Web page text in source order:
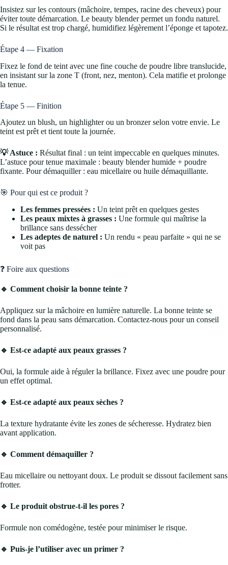
Insistez sur les contours (mâchoire, tempes, racine des cheveux) pour
éviter toute démarcation. Le beauty blender permet un fondu naturel.
Si le résultat est trop chargé, humidifiez légèrement l’éponge et tapotez.
Étape 4 — Fixation
Fixez le fond de teint avec une fine couche de poudre libre translucide,
en insistant sur la zone T (front, nez, menton). Cela matifie et prolonge
la tenue.
Étape 5 — Finition
Ajoutez un blush, un highlighter ou un bronzer selon votre envie. Le
teint est prêt et tient toute la journée.
💡 Astuce : Résultat final : un teint impeccable en quelques minutes.
L’astuce pour tenue maximale : beauty blender humide + poudre
fixante. Pour démaquiller : eau micellaire ou huile démaquillante.
🎯 Pour qui est ce produit ?
Les femmes pressées : Un teint prêt en quelques gestes
Les peaux mixtes à grasses : Une formule qui maîtrise la
brillance sans dessécher
Les adeptes de naturel : Un rendu « peau parfaite » qui ne se
voit pas
❓ Foire aux questions
🔹 Comment choisir la bonne teinte ?
Appliquez sur la mâchoire en lumière naturelle. La bonne teinte se
fond dans la peau sans démarcation. Contactez-nous pour un conseil
personnalisé.
🔹 Est-ce adapté aux peaux grasses ?
Oui, la formule aide à réguler la brillance. Fixez avec une poudre pour
un effet optimal.
🔹 Est-ce adapté aux peaux sèches ?
La texture hydratante évite les zones de sécheresse. Hydratez bien
avant application.
🔹 Comment démaquiller ?
Eau micellaire ou nettoyant doux. Le produit se dissout facilement sans
frotter.
🔹 Le produit obstrue-t-il les pores ?
Formule non comédogène, testée pour minimiser le risque.
🔹 Puis-je l’utiliser avec un primer ?